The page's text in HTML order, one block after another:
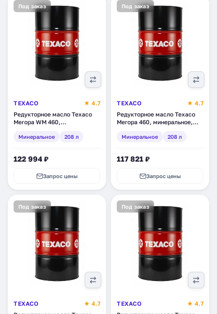
Под заказ
TEXACO
★ 4.7
Редукторное масло Texaco
Meropa WM 460,
(840047DEE)
Минеральное 208 л
122 994 ₽
Запрос цены
Под заказ
TEXACO
★ 4.7
Редукторное масло Texaco
Meropa 460, минеральное,
Минеральное 208 л
117 821 ₽
Запрос цены
Под заказ
TEXACO
★ 4.7
Под заказ
TEXACO
★ 4.7